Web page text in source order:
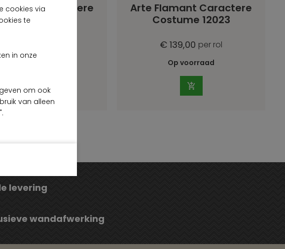
cookies via
te
in onze
om ook
van alleen
Caractere
12022
Arte Flamant Caractere
Costume 12023
€ 139,00 per rol
Op voorraad
levering
wandafwerking